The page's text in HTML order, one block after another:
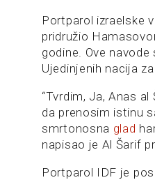
Portparol izraelske
pridružio
godine. Ove
Ujedinjenih nacija
“Tvrdim, Ja, Anas
da prenosim istinu
smrtonosna glad
napisao je Al Šarif
Portparol IDF je